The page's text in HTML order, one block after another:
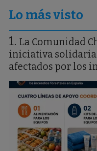
Lo más visto
La Comunidad
iniciativa solidaria
afectados por los